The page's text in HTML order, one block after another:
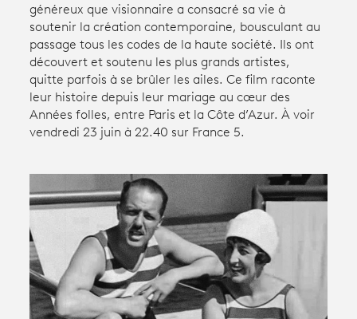
connexion
Avantages fidélité
Programme
généreux que visionnaire a consacré sa vie à
soutenir la création contemporaine, bousculant au
passage tous les codes de la haute société. Ils ont
découvert et soutenu les plus grands artistes,
quitte parfois à se brûler les ailes. Ce film raconte
leur histoire depuis leur mariage au cœur des
Années folles, entre Paris et la Côte d’Azur. À voir
vendredi 23 juin à 22.40 sur France 5.